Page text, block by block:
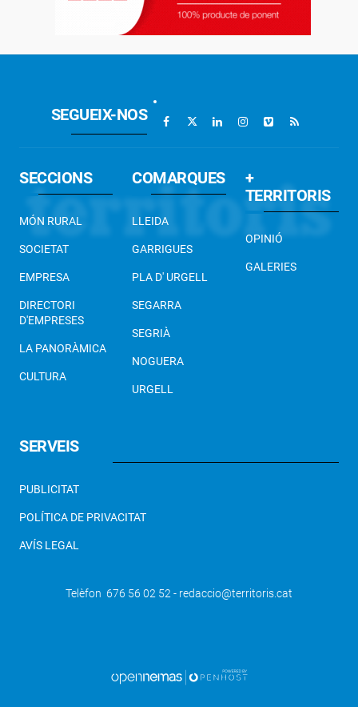
SEGUEIX-NOS
SECCIONS
MÓN RURAL
SOCIETAT
EMPRESA
DIRECTORI
D'EMPRESES
LA PANORÀMICA
CULTURA
COMARQUES
LLEIDA
GARRIGUES
PLA D' URGELL
SEGARRA
SEGRIÀ
NOGUERA
URGELL
+
TERRITORIS
OPINIÓ
GALERIES
SERVEIS
PUBLICITAT
POLÍTICA DE PRIVACITAT
AVÍS LEGAL
Telèfon 676 56 02 52 - redaccio@territoris.cat